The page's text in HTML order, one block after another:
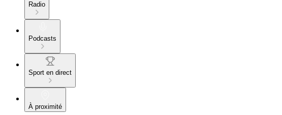
Radio
Podcasts
Sport en direct
À proximité